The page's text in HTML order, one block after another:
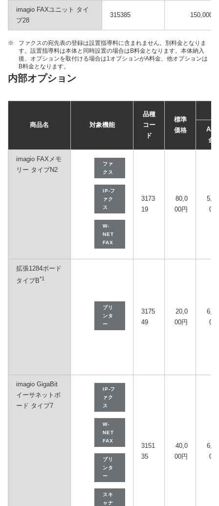
imagio FAXユニット タイ
プ28
315385 150,000円
※
ファクスの宛先表の登録は設置指導料に含まれません。別料金となりま
す。設置指導料は本体と同時設置の場合はB料金となります。本体納入
後、オプションを取付ける場合は1オプションがA料金、他オプションは
B料金となります。
内部オプション
商品名 対象機能
品種
コー
ド
標準
価格
A料
金
imagio FAXメモ
リー タイプN2
ファ
クス
IP-フ
ァク
ス
W-
NET
FAX
3173
19
80,0
00円
5,50
0円
拡張1284ボード
タイプB*1
プリ
ンタ
ー
3175
49
20,0
00円
6,90
0円
imagio GigaBit
イーサネットボ
ード タイプ7
IP-フ
ァク
ス
W-
NET
FAX
プリ
ンタ
ー
スキ
ャナ
3151
35
40,0
00円
6,30
0円